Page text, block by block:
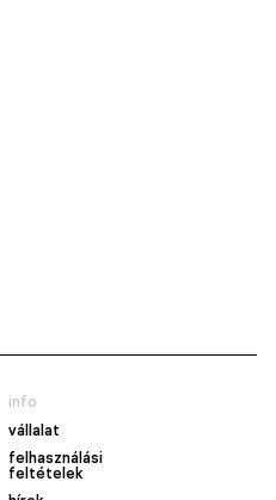
info
vállalat
felhasználási
feltételek